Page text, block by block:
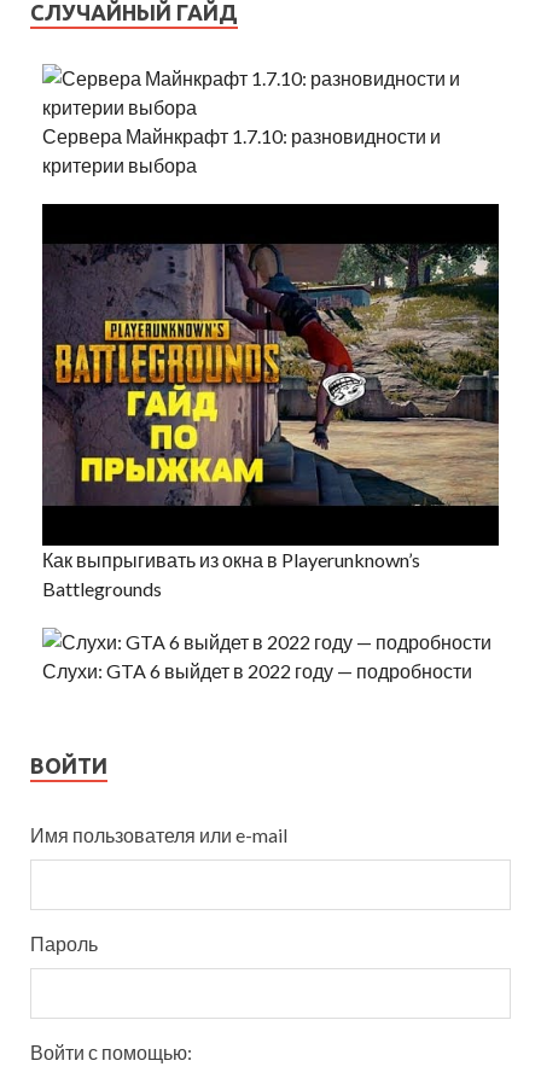
СЛУЧАЙНЫЙ ГАЙД
Сервера Майнкрафт 1.7.10: разновидности и
критерии выбора
Как выпрыгивать из окна в Playerunknown’s
Battlegrounds
Слухи: GTA 6 выйдет в 2022 году — подробности
ВОЙТИ
Имя пользователя или e-mail
Пароль
Войти с помощью: